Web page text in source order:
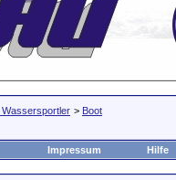
> Boot
Impressum Hilfe